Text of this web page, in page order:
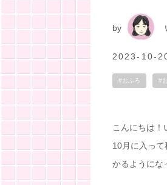
by
2023-10-
#おふろ #
こんにちは！
10月に入っ
かるようにな